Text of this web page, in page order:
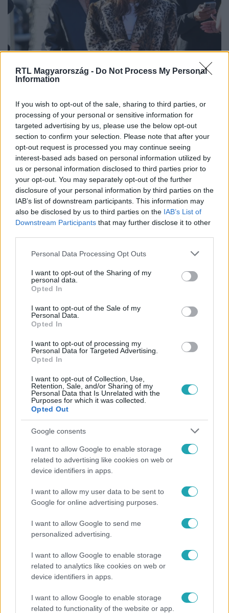
RTL Magyarország - Do Not Process My Personal
Information
If you wish to opt-out of the sale, sharing to third parties, or
processing of your personal or sensitive information for
targeted advertising by us, please use the below opt-out
section to confirm your selection. Please note that after your
opt-out request is processed you may continue seeing
interest-based ads based on personal information utilized by
us or personal information disclosed to third parties prior to
your opt-out. You may separately opt-out of the further
disclosure of your personal information by third parties on the
IAB’s list of downstream participants. This information may
also be disclosed by us to third parties on the IAB’s List of
Downstream Participants that may further disclose it to other
Please note that this website/app uses one or more Google
not limited to your visit or usage behaviour. You may click to
grant or deny consent to Google and its third-party tags to
use your data for below specified purposes in below Google
consent section.
Personal Data Processing Opt Outs
I want to opt-out of the Sharing of my
personal data.
Opted In
I want to opt-out of the Sale of my
Personal Data.
Opted In
I want to opt-out of processing my
Personal Data for Targeted Advertising.
Opted In
I want to opt-out of Collection, Use,
Retention, Sale, and/or Sharing of my
Personal Data that Is Unrelated with the
Purposes for which it was collected.
Opted Out
Google consents
I want to allow Google to enable storage
related to advertising like cookies on web or
device identifiers in apps.
I want to allow my user data to be sent to
Google for online advertising purposes.
I want to allow Google to send me
personalized advertising.
I want to allow Google to enable storage
related to analytics like cookies on web or
device identifiers in apps.
I want to allow Google to enable storage
related to functionality of the website or app.
2024. február 15. 12:05
Super Bowlon
Justin Bieber a vasárnapi Super Bowlon Nanushka „Vico”
kabátjában jelent meg a Las Vegas-i Allegiant
Stadionban.
Hailey Bieber: Nem lehetnék egyszer felpuffadva
anélkül, hogy terhes lennék?
A modell elkeserítőnek nevezte, hogy időről-időre
esetleges terhességéről születnek kommentek.
2023. május 16. 13:12
Hailey Bieber nagyon szeretne már gyerekeket, de
egy félelme visszatartja